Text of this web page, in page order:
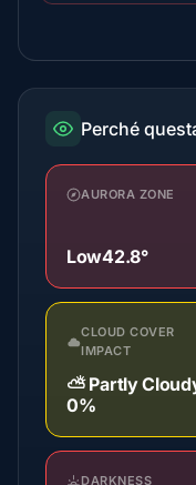
Perché
AURORA ZONE
Low42.8°
CLOUD COVER
IMPACT
⛅ Partly
0%
DARKNESS